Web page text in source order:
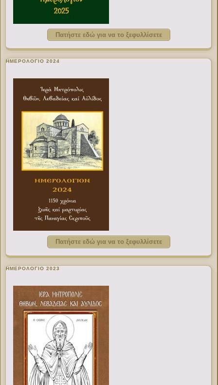
Πατήστε εδώ για να το ξεφυλλίσετε
ΗΜΕΡΟΛΟΓΙΟ 2024
Πατήστε εδώ για να το ξεφυλλίσετε
ΗΜΕΡΟΛΟΓΙΟ 2023